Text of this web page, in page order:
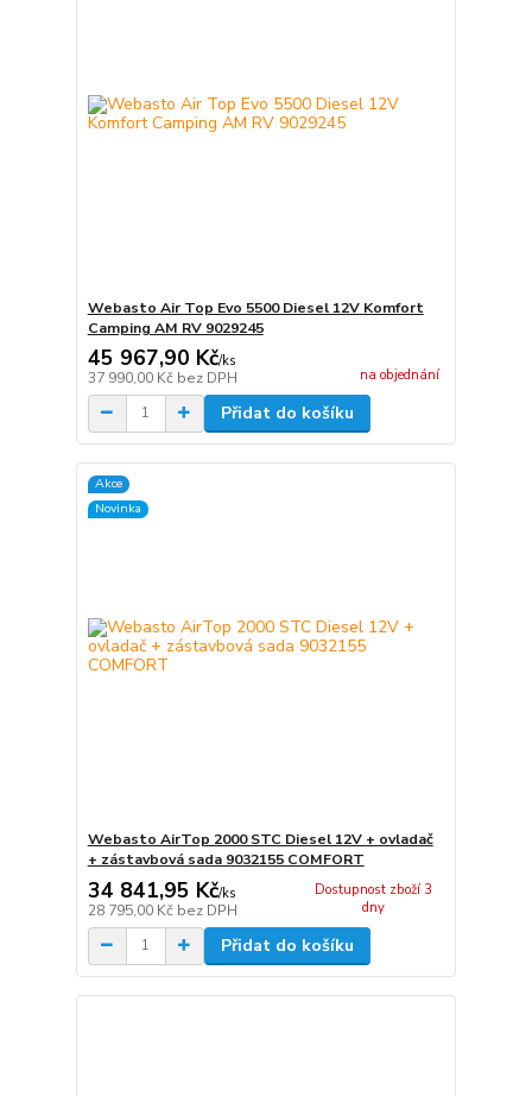
Webasto Air Top Evo 5500 Diesel 12V Komfort
Camping AM RV 9029245
45 967,90 Kč/ks
37 990,00 Kč bez DPH na objednání
Přidat do košíku
Akce
Novinka
Webasto AirTop 2000 STC Diesel 12V + ovladač
+ zástavbová sada 9032155 COMFORT
34 841,95 Kč/ks
28 795,00 Kč bez DPH
Dostupnost zboží 3
dny
Přidat do košíku